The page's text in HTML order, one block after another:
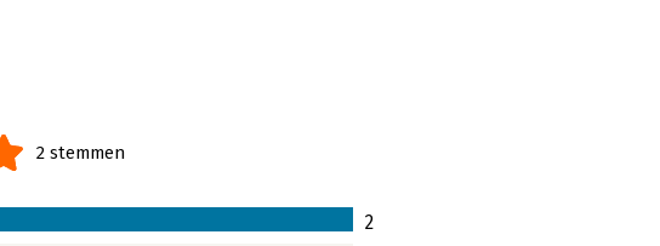
2 stemmen
2